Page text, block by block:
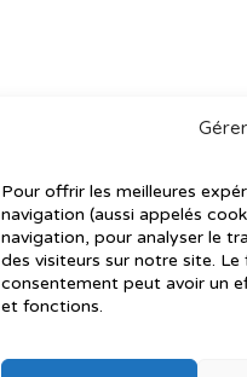
Pour offrir les meilleures
navigation (aussi appelés
navigation, pour analyser le
des visiteurs sur notre site.
consentement peut avoir un
et fonctions.